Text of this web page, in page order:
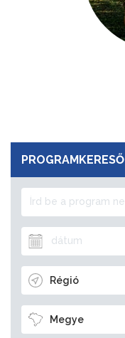
PROGRAMKERESŐ
Régió
Megye